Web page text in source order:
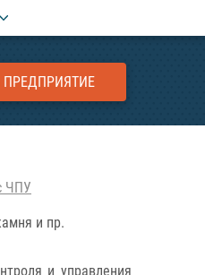
ЧПУ
и пр.
и управления